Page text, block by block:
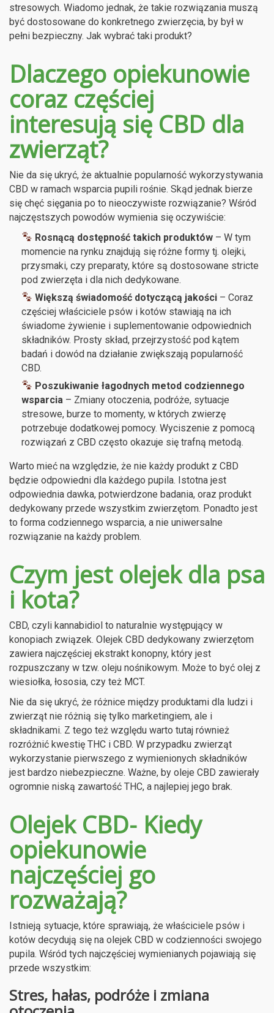
stresowych. Wiadomo jednak, że takie rozwiązania muszą
być dostosowane do konkretnego zwierzęcia, by był w
pełni bezpieczny. Jak wybrać taki produkt?
Dlaczego opiekunowie
coraz częściej
interesują się CBD dla
zwierząt?
Nie da się ukryć, że aktualnie popularność wykorzystywania
CBD w ramach wsparcia pupili rośnie. Skąd jednak bierze
się chęć sięgania po to nieoczywiste rozwiązanie? Wśród
najczęstszych powodów wymienia się oczywiście:
Rosnącą dostępność takich produktów – W tym
momencie na rynku znajdują się różne formy tj. olejki,
przysmaki, czy preparaty, które są dostosowane stricte
pod zwierzęta i dla nich dedykowane.
Większą świadomość dotyczącą jakości – Coraz
częściej właściciele psów i kotów stawiają na ich
świadome żywienie i suplementowanie odpowiednich
składników. Prosty skład, przejrzystość pod kątem
badań i dowód na działanie zwiększają popularność
CBD.
Poszukiwanie łagodnych metod codziennego
wsparcia – Zmiany otoczenia, podróże, sytuacje
stresowe, burze to momenty, w których zwierzę
potrzebuje dodatkowej pomocy. Wyciszenie z pomocą
rozwiązań z CBD często okazuje się trafną metodą.
Warto mieć na względzie, że nie każdy produkt z CBD
będzie odpowiedni dla każdego pupila. Istotna jest
odpowiednia dawka, potwierdzone badania, oraz produkt
dedykowany przede wszystkim zwierzętom. Ponadto jest
to forma codziennego wsparcia, a nie uniwersalne
rozwiązanie na każdy problem.
Czym jest olejek dla psa
i kota?
CBD, czyli kannabidiol to naturalnie występujący w
konopiach związek. Olejek CBD dedykowany zwierzętom
zawiera najczęściej ekstrakt konopny, który jest
rozpuszczany w tzw. oleju nośnikowym. Może to być olej z
wiesiołka, łososia, czy też MCT.
Nie da się ukryć, że różnice między produktami dla ludzi i
zwierząt nie różnią się tylko marketingiem, ale i
składnikami. Z tego też względu warto tutaj również
rozróżnić kwestię THC i CBD. W przypadku zwierząt
wykorzystanie pierwszego z wymienionych składników
jest bardzo niebezpieczne. Ważne, by oleje CBD zawierały
ogromnie niską zawartość THC, a najlepiej jego brak.
Olejek CBD- Kiedy
opiekunowie
najczęściej go
rozważają?
Istnieją sytuacje, które sprawiają, że właściciele psów i
kotów decydują się na olejek CBD w codzienności swojego
pupila. Wśród tych najczęściej wymienianych pojawiają się
przede wszystkim:
Stres, hałas, podróże i zmiana